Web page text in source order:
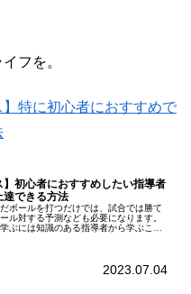
フを。
】特に初心者におすすめで
】初心者におすすめしたい指導者
達できる方法
ボールを打つだけでは、試合では勝て
ル対する予測なども必要になります。
ぶには知識のある指導者から学ぶこと
2023.07.04